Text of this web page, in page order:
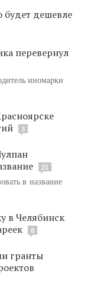
будет дешевле
перевернул
иномарки
3
21
в название
в Челябинск
8
гранты